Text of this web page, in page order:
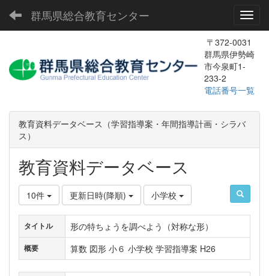
群馬県総合教育センター
〒372-0031
群馬県伊勢崎
市今泉町1-
233-2
電話番号一覧
教育資料データベース（学習指導案・年間指導計画・シラバ
ス）
教育資料データベース
10件 更新日時(降順) 小学校
タイトル 形の特ちょうを調べよう（対称な形）
概要 算数 図形 小６ 小学校 学習指導案 H26